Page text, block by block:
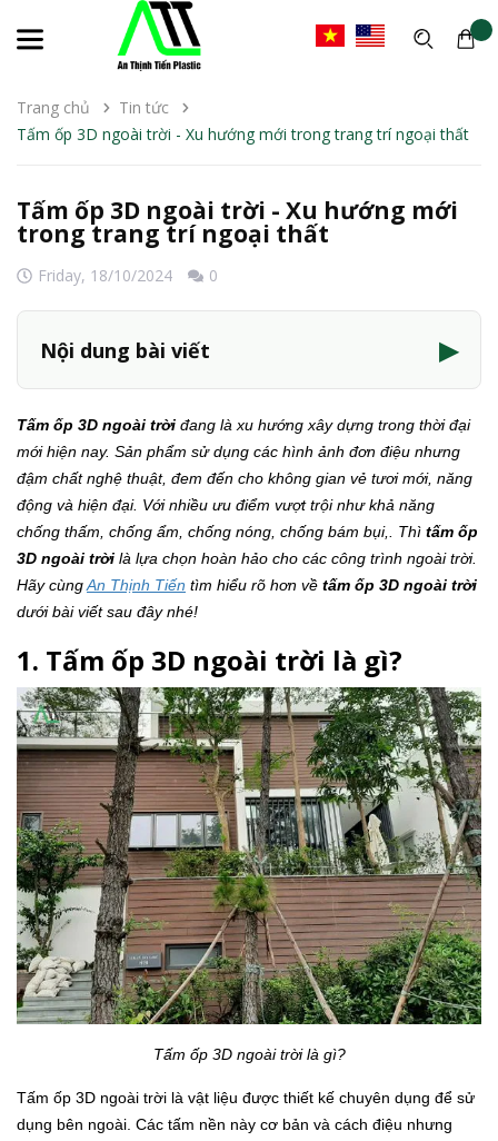
Trang chủ
Tin tức
Tấm ốp 3D ngoài trời - Xu hướng mới trong trang trí ngoại thất
Tấm ốp 3D ngoài trời - Xu hướng mới
trong trang trí ngoại thất
Friday, 18/10/2024 0
Nội dung bài viết ▶
Tấm ốp 3D ngoài trời đang là xu hướng xây dựng trong thời đại
mới hiện nay. Sản phẩm sử dụng các hình ảnh đơn điệu nhưng
đậm chất nghệ thuật, đem đến cho không gian vẻ tươi mới, năng
động và hiện đại. Với nhiều ưu điểm vượt trội như khả năng
chống thấm, chống ẩm, chống nóng, chống bám bụi,. Thì tấm ốp
3D ngoài trời là lựa chọn hoàn hảo cho các công trình ngoài trời.
Hãy cùngAn Thịnh Tiến tìm hiểu rõ hơn về tấm ốp 3D ngoài trời
dưới bài viết sau đây nhé!
1. Tấm ốp 3D ngoài trời là gì?
Tấm ốp 3D ngoài trời là gì?
Tấm ốp 3D ngoài trời là vật liệu được thiết kế chuyên dụng để sử
dụng bên ngoài. Các tấm nền này cơ bản và cách điệu nhưng